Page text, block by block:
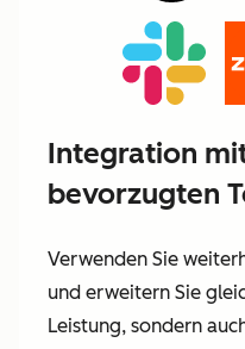
Integration
bevorzugten
Verwenden Sie
und erweitern Sie
Leistung, sondern